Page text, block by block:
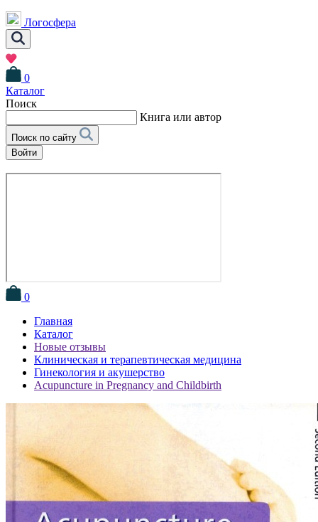
Логосфера
0
Каталог
Поиск
Книга или автор
Поиск по сайту
Войти
0
Главная
Каталог
Новые отзывы
Клиническая и терапевтическая медицина
Гинекология и акушерство
Acupuncture in Pregnancy and Childbirth